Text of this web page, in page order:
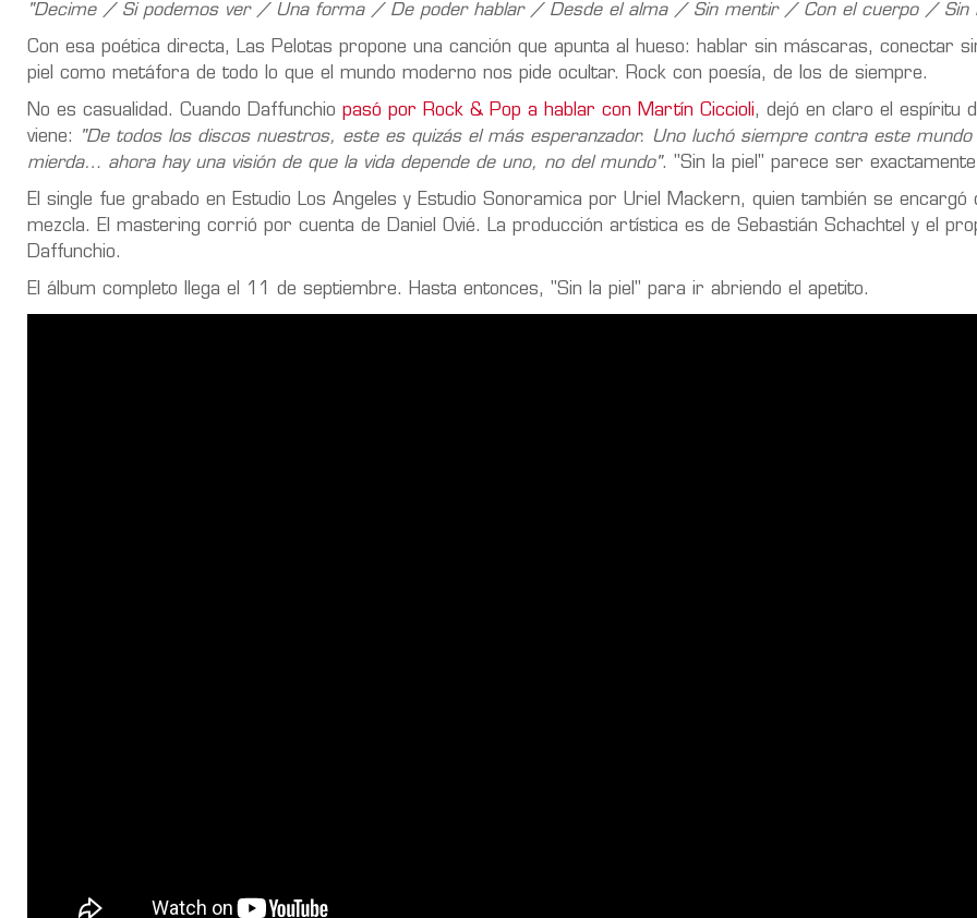
"Decime / Si podemos ver / Una forma / De poder hablar / Desde el alma / Sin mentir / Con el cuerpo / Sin
Con esa poética directa, Las Pelotas propone una canción que apunta al hueso: hablar sin máscaras, conectar
piel como metáfora de todo lo que el mundo moderno nos pide ocultar. Rock con poesía, de los de siempre.
No es casualidad. Cuando Daffunchio pasó por Rock & Pop a hablar con Martín Ciccioli, dejó en claro el espíritu
viene:
"De todos los discos nuestros, este es quizás el más esperanzador. Uno luchó siempre contra este mundo
mierda… ahora hay una visión de que la vida depende de uno, no del mundo". "Sin la piel" parece ser
El single fue grabado en Estudio Los Angeles y Estudio Sonoramica por Uriel Mackern, quien también se encargó
mezcla. El mastering corrió por cuenta de Daniel Ovié. La producción artística es de Sebastián Schachtel y el
Daffunchio.
El álbum completo llega el 11 de septiembre. Hasta entonces, "Sin la piel" para ir abriendo el apetito.